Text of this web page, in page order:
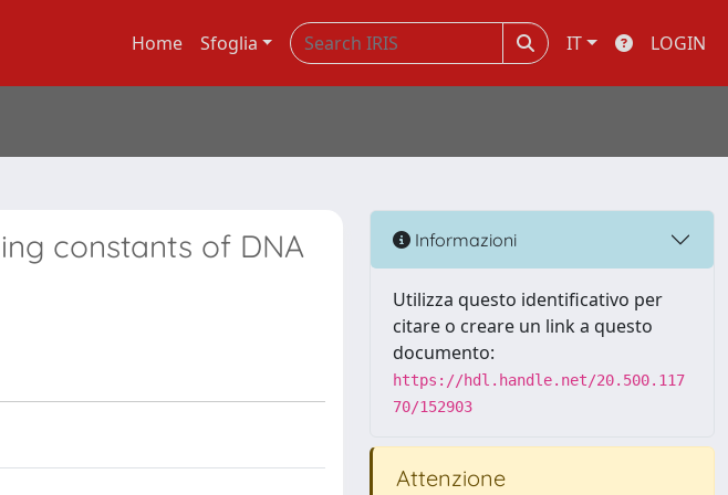
Home Sfoglia IT LOGIN
constants of DNA
Informazioni
Utilizza questo identificativo per
citare o creare un link a questo
documento:
https://hdl.handle.net/20.500.117
70/152903
Attenzione